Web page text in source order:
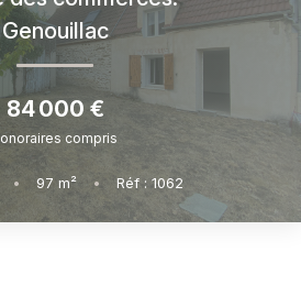
CONSEILLERS
MANDATAIRE
MANDATAIRE
Genouillac
84 000 €
compris
• 97 m² • Réf : 1062